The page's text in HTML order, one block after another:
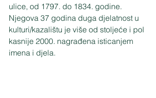
ulice, od 1797. do 1834. godine.
Njegova 37 godina duga djelatnost u
kulturi/kazalištu je više od stoljeće i pol
kasnije 2000. nagrađena isticanjem
imena i djela.